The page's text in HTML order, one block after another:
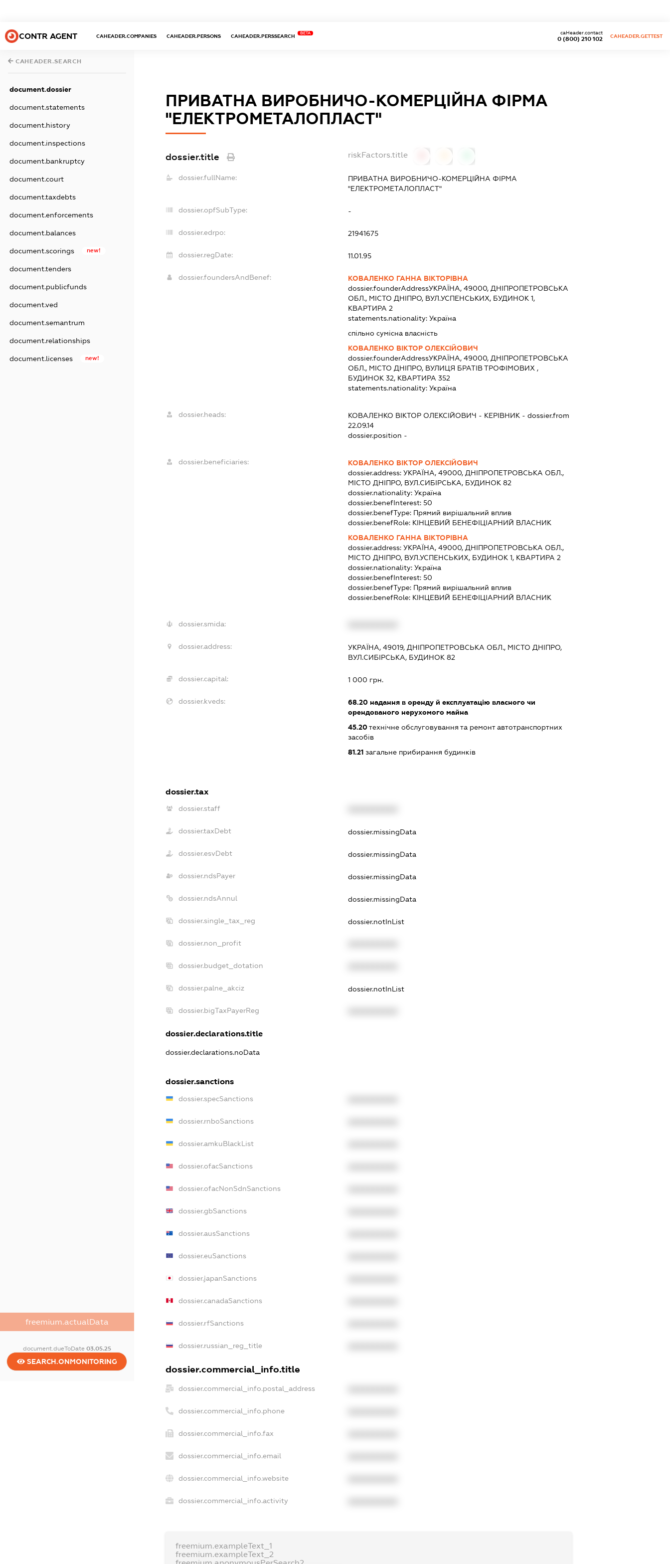
CONTR AGENT CAHEADER.COMPANIES CAHEADER.PERSONS CAHEADER.PERSSEARCH
BETA
0 (800) 210 102
caHeader.contact
CAHEADER.GETTEST
CAHEADER.SEARCH
document.dossier
document.statements
document.history
document.inspections
document.bankruptcy
document.court
document.taxdebts
document.enforcements
document.balances
document.scorings new!
document.tenders
document.publicfunds
document.ved
document.semantrum
document.relationships
document.licenses new!
freemium.actualData
document.dueToDate 03.05.25
SEARCH.ONMONITORING
ПРИВАТНА ВИРОБНИЧО-КОМЕРЦІЙНА ФІРМА
"ЕЛЕКТРОМЕТАЛОПЛАСТ"
dossier.title riskFactors.title
dossier.fullName:
ПРИВАТНА ВИРОБНИЧО-КОМЕРЦІЙНА ФІРМА
"ЕЛЕКТРОМЕТАЛОПЛАСТ"
dossier.opfSubType: -
dossier.edrpo: 21941675
dossier.regDate: 11.01.95
dossier.foundersAndBenef:
КОВАЛЕНКО ГАННА ВІКТОРІВНА
dossier.founderAddressУКРАЇНА, 49000, ДНІПРОПЕТРОВСЬКА
ОБЛ., МІСТО ДНІПРО, ВУЛ.УСПЕНСЬКИХ, БУДИНОК 1,
КВАРТИРА 2
statements.nationality:Україна
спільно сумісна власність
КОВАЛЕНКО ВІКТОР ОЛЕКСІЙОВИЧ
dossier.founderAddressУКРАЇНА, 49000, ДНІПРОПЕТРОВСЬКА
ОБЛ., МІСТО ДНІПРО, ВУЛИЦЯ БРАТІВ ТРОФІМОВИХ ,
БУДИНОК 32, КВАРТИРА 352
statements.nationality:Україна
dossier.heads: КОВАЛЕНКО ВІКТОР ОЛЕКСІЙОВИЧ - КЕРІВНИК - dossier.from
22.09.14
dossier.position -
dossier.beneficiaries:
КОВАЛЕНКО ВІКТОР ОЛЕКСІЙОВИЧ
dossier.address:УКРАЇНА, 49000, ДНІПРОПЕТРОВСЬКА ОБЛ.,
МІСТО ДНІПРО, ВУЛ.СИБІРСЬКА, БУДИНОК 82
dossier.nationality:Україна
dossier.benefInterest:50
dossier.benefType: Прямий вирішальний вплив
dossier.benefRole: КІНЦЕВИЙ БЕНЕФІЦІАРНИЙ ВЛАСНИК
КОВАЛЕНКО ГАННА ВІКТОРІВНА
dossier.address:УКРАЇНА, 49000, ДНІПРОПЕТРОВСЬКА ОБЛ.,
МІСТО ДНІПРО, ВУЛ.УСПЕНСЬКИХ, БУДИНОК 1, КВАРТИРА 2
dossier.nationality:Україна
dossier.benefInterest:50
dossier.benefType: Прямий вирішальний вплив
dossier.benefRole: КІНЦЕВИЙ БЕНЕФІЦІАРНИЙ ВЛАСНИК
dossier.smida:
dossier.address:
УКРАЇНА, 49019, ДНІПРОПЕТРОВСЬКА ОБЛ., МІСТО ДНІПРО,
ВУЛ.СИБІРСЬКА, БУДИНОК 82
dossier.capital: 1 000 грн.
dossier.kveds: 68.20 надання в оренду й експлуатацію власного чи
орендованого нерухомого майна
45.20технічне обслуговування та ремонт автотранспортних
засобів
81.21 загальне прибирання будинків
dossier.tax
dossier.staff
dossier.taxDebt dossier.missingData
dossier.esvDebt dossier.missingData
dossier.ndsPayer dossier.missingData
dossier.ndsAnnul dossier.missingData
dossier.single_tax_reg dossier.notInList
dossier.non_profit
dossier.budget_dotation
dossier.palne_akciz dossier.notInList
dossier.bigTaxPayerReg
dossier.declarations.title
dossier.declarations.noData
dossier.sanctions
dossier.specSanctions
dossier.rnboSanctions
dossier.amkuBlackList
dossier.ofacSanctions
dossier.ofacNonSdnSanctions
dossier.gbSanctions
dossier.ausSanctions
dossier.euSanctions
dossier.japanSanctions
dossier.canadaSanctions
dossier.rfSanctions
dossier.russian_reg_title
dossier.commercial_info.title
dossier.commercial_info.postal_address
dossier.commercial_info.phone
dossier.commercial_info.fax
dossier.commercial_info.email
dossier.commercial_info.website
dossier.commercial_info.activity
freemium.exampleText_1
freemium.exampleText_2